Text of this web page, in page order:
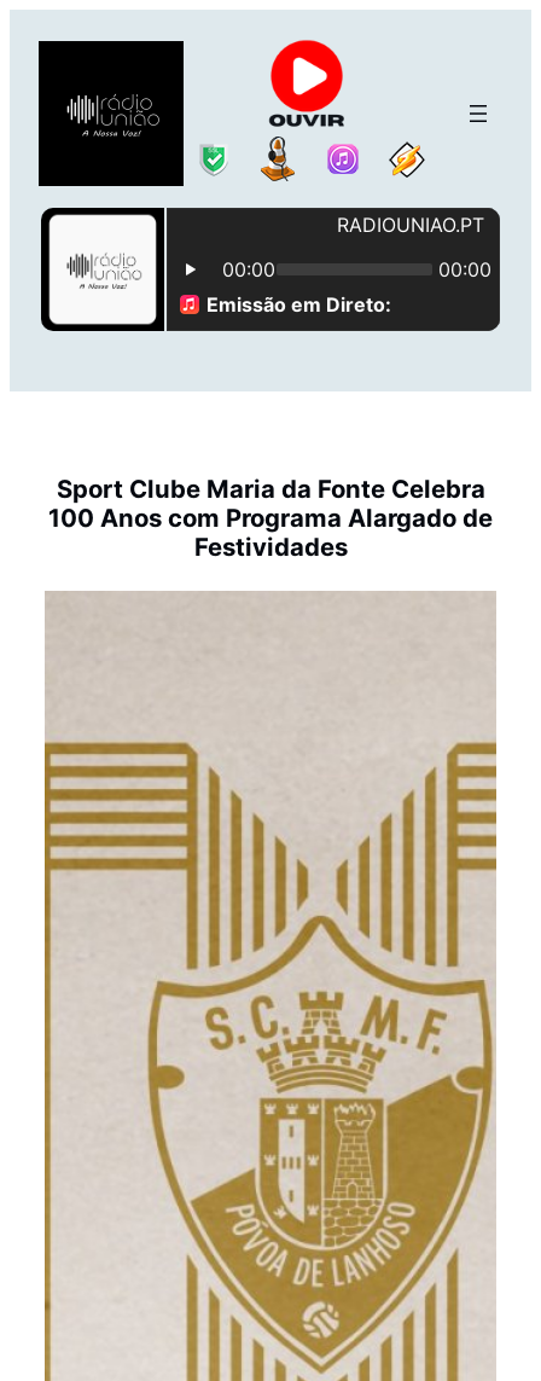
para
conteúdo
Sport Clube Maria da Fonte Celebra
100 Anos com Programa Alargado de
Festividades